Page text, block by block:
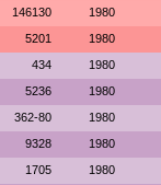
146130 1980
5201 1980
434 1980
5236 1980
362-80 1980
9328 1980
1705 1980